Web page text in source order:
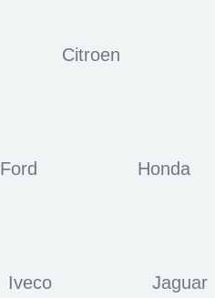
Citroen
Ford Honda
Iveco Jaguar